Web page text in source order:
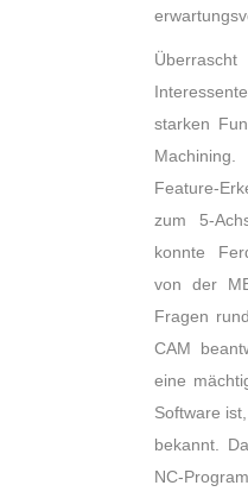
starken
Feature-
zum 5-
konnte
von der
Fragen
CAM
eine
Software
bekannt.
NC-